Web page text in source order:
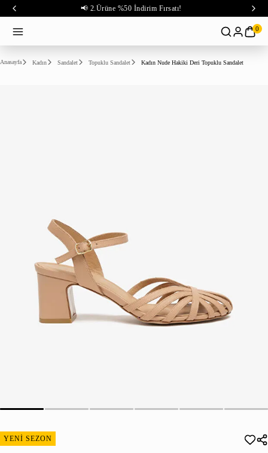
📢 2.Ürüne %50 İndirim Fırsatı!
0
Anasayfa Kadın Sandalet Topuklu Sandalet Kadın Nude Hakiki Deri Topuklu Sandalet
YENİ SEZON